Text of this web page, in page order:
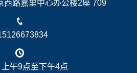
西路嘉里中心办公楼2座 709
上午9点至下午4点